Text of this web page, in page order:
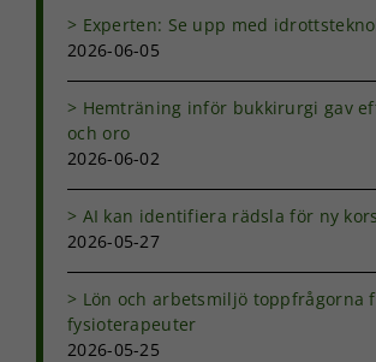
Experten: Se upp med
2026-06-05
Hemträning inför bukkirurgi gav
och oro
2026-06-02
AI kan identifiera rädsla för ny
2026-05-27
Lön och arbetsmiljö toppfrågorna
fysioterapeuter
2026-05-25
går inte
behövs
att
För att
kunna